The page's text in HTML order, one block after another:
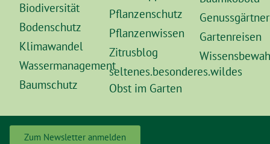
Biodiversität
Bodenschutz
Klimawandel
Wassermanagement
Baumschutz
Pflanzenschutz
Pflanzenwissen
Zitrusblog
seltenes.besonderes.wildes
Obst im Garten
Gartenreisen
Zum Newsletter anmelden